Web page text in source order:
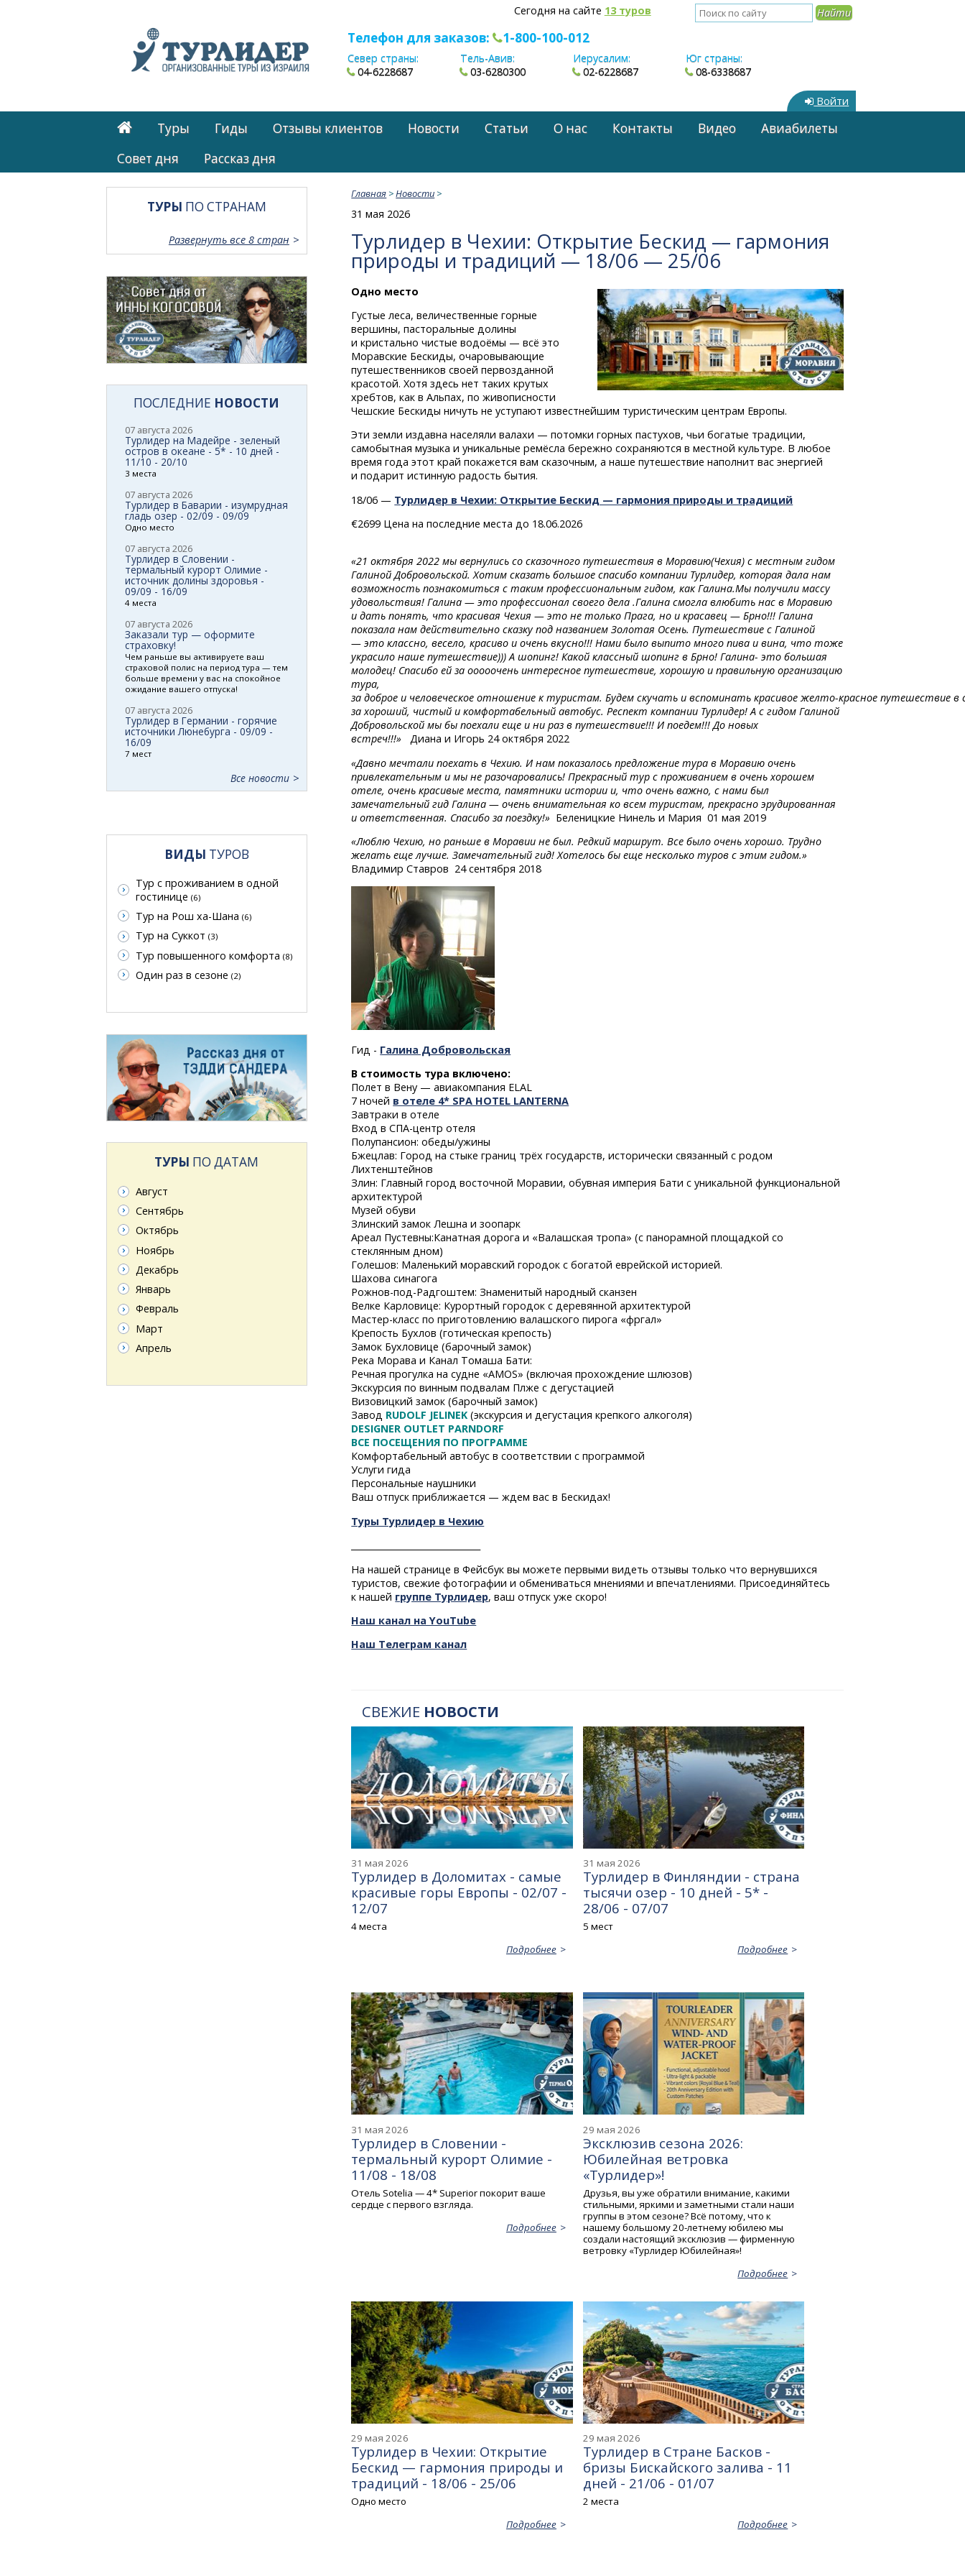
Сегодня на сайте 13 туров
Телефон для заказов: 1-800-100-012
Север страны:
04-6228687
Тель-Авив:
03-6280300
Иерусалим:
02-6228687
Юг страны:
08-6338687
Войти
Туры Гиды Отзывы клиентов Новости Статьи О нас Контакты Видео
Авиабилеты
Cовет дня
Рассказ дня
Главная >Новости >
31 мая 2026
Турлидер в Чехии: Открытие Бескид — гармония
природы и традиций — 18/06 — 25/06
Одно место
Густые леса, величественные горные
вершины, пасторальные долины
и кристально чистые водоёмы — всё это
Моравские Бескиды, очаровывающие
путешественников своей первозданной
красотой. Хотя здесь нет таких крутых
хребтов, как в Альпах, по живописности
Чешские Бескиды ничуть не уступают известнейшим туристическим центрам Европы.
Эти земли издавна населяли валахи — потомки горных пастухов, чьи богатые традиции,
самобытная музыка и уникальные ремёсла бережно сохраняются в местной культуре. В любое
время года этот край покажется вам сказочным, а наше путешествие наполнит вас энергией
и подарит истинную радость бытия.
18/06 — Турлидер в Чехии: Открытие Бескид — гармония природы и традиций
€2699 Цена на последние места до 18.06.2026
«21 октября 2022 мы вернулись со сказочного путешествия в Моравию(Чехия) с местным гидом
Галиной Добровольской. Хотим сказать большое спасибо компании Турлидер, которая дала нам
возможность познакомиться с таким профессиональным гидом, как Галина.Мы получили массу
удовольствия! Галина — это профессионал своего дела .Галина смогла влюбить нас в Моравию
и дать понять, что красивая Чехия — это не только Прага, но и красавец — Брно!!! Галина
показала нам действительно сказку под названием Золотая Осень. Путешествие с Галиной
— это классно, весело, красиво и очень вкусно!!! Нами было выпито много пива и вина, что тоже
украсило наше путешествие))) А шопинг! Какой классный шопинг в Брно! Галина- это большая
молодец! Спасибо ей за ооооочень интересное путешествие, хорошую и правильную организацию
тура,
за доброеи человеческоеотношениек туристам.Будемскучатьи вспоминатькрасивоежелто-красное путешествиев
за хороший, чистый и комфортабельный автобус. Респект компании Турлидер! А с гидом Галиной
Добровольской мы бы поехали еще и ни раз в путешествие!!! И поедем!!! До новых
встреч!!!»
Диана и Игорь 24 октября 2022
«Давно мечтали поехать в Чехию. И нам показалось предложение тура в Моравию очень
привлекательным и мы не разочаровались! Прекрасный тур с проживанием в очень хорошем
отеле, очень красивые места, памятники истории и, что очень важно, с нами был
замечательный гид Галина — очень внимательная ко всем туристам, прекрасно эрудированная
и ответственная. Спасибо за поездку!» Беленицкие Нинель и Мария 01 мая 2019
«Люблю Чехию, но раньше в Моравии не был. Редкий маршрут. Все было очень хорошо. Трудно
желать еще лучше. Замечательный гид! Хотелось бы еще несколько туров с этим гидом.»
Владимир Ставров 24 сентября 2018
Гид - Галина Добровольская
В стоимость тура включено:
Полет в Вену — авиакомпания ELAL
7 ночей в отеле 4* SPA HOTEL LANTERNA
Завтраки в отеле
Входв СПА-центр отеля
Полупансион: обеды/ужины
Бжецлав: Город на стыке границ трёх государств, исторически связанный с родом
Лихтенштейнов
Злин: Главный город восточной Моравии, обувная империя Бати с уникальной функциональной
архитектурой
Музей обуви
Злинский замок Лешна и зоопарк
Ареал Пустевны:Канатная дорога и «Валашская тропа» (с панорамной площадкой со
стеклянным дном)
Голешов: Маленький моравский городок с богатой еврейской историей.
Шахова синагога
Рожнов-под-Радгоштем: Знаменитый народный сканзен
Велке Карловице: Курортный городок с деревянной архитектурой
Мастер-класс по приготовлению валашского пирога «фргал»
Крепость Бухлов (готическая крепость)
Замок Бухловице (барочный замок)
Река Морава и Канал Томаша Бати:
Речная прогулка на судне «AMOS» (включая прохождение шлюзов)
Экскурсия по винным подвалам Плже с дегустацией
Визовицкий замок (барочный замок)
Завод RUDOLF JELINEK (экскурсия и дегустация крепкого алкоголя)
DESIGNER OUTLET PARNDORF
ВСЕ ПОСЕЩЕНИЯ ПО ПРОГРАММЕ
Комфортабельный автобус в соответствии с программой
Услуги гида
Персональные наушники
Ваш отпуск приближается — ждем вас в Бескидах!
Туры Турлидер в Чехию
На нашей странице в Фейсбук вы можете первыми видеть отзывы только что вернувшихся
туристов, свежие фотографии и обмениваться мнениями и впечатлениями. Присоединяйтесь
к нашей группе Турлидер, ваш отпуск уже скоро!
Наш канал на YouTube
Наш Телеграм канал
СВЕЖИЕ НОВОСТИ
31 мая 2026
Турлидер в Доломитах - самые
красивые горы Европы - 02/07 -
12/07
4 места
Подробнее
31 мая 2026
Турлидер в Финляндии - страна
тысячи озер - 10 дней - 5* -
28/06 - 07/07
5 мест
Подробнее
31 мая 2026
Турлидер в Словении -
термальный курорт Олимие -
11/08 - 18/08
Отель Sotelia — 4* Superior покорит ваше
сердце с первого взгляда.
Подробнее
29 мая 2026
Эксклюзив сезона 2026:
Юбилейная ветровка
«Турлидер»!
Друзья, вы уже обратили внимание, какими
стильными, яркими и заметными стали наши
группы в этом сезоне? Всё потому, что к
нашему большому 20-летнему юбилею мы
создали настоящий эксклюзив — фирменную
ветровку «Турлидер Юбилейная»!
Подробнее
29 мая 2026
Турлидер в Чехии: Открытие
Бескид — гармония природы и
традиций - 18/06 - 25/06
Одно место
Подробнее
29 мая 2026
Турлидер в Стране Басков -
бризы Бискайского залива - 11
дней - 21/06 - 01/07
2 места
Подробнее
ТУРЫ ПО СТРАНАМ
Развернуть все 8 стран
ПОСЛЕДНИЕ НОВОСТИ
07 августа 2026
Турлидер на Мадейре - зеленый
остров в океане - 5* - 10 дней -
11/10 - 20/10
3 места
07 августа 2026
Турлидер в Баварии - изумрудная
гладь озер - 02/09 - 09/09
Одно место
07 августа 2026
Турлидер в Словении -
термальный курорт Олимие -
источник долины здоровья -
09/09 - 16/09
4 места
07 августа 2026
Заказали тур — оформите
страховку!
Чем раньше вы активируете ваш
страховой полис на период тура — тем
больше времени у вас на спокойное
ожидание вашего отпуска!
07 августа 2026
Турлидер в Германии - горячие
источники Люнебурга - 09/09 -
16/09
7 мест
Все новости
ВИДЫ ТУРОВ
Тур с проживанием в одной
гостинице (6)
Тур на Рош ха-Шана (6)
Тур на Суккот (3)
Тур повышенного комфорта (8)
Один раз в сезоне (2)
ТУРЫ ПО ДАТАМ
Август
Сентябрь
Октябрь
Ноябрь
Декабрь
Январь
Февраль
Март
Апрель